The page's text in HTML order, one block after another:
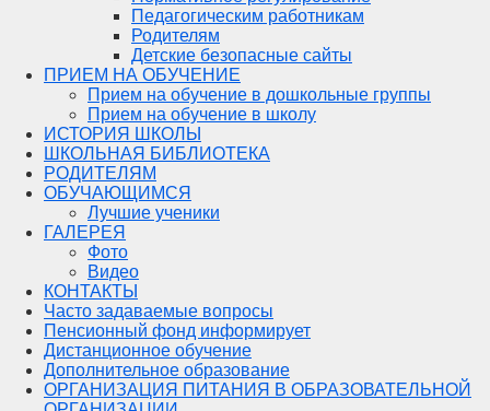
Педагогическим работникам
Родителям
Детские безопасные сайты
ПРИЕМ НА ОБУЧЕНИЕ
Прием на обучение в дошкольные группы
Прием на обучение в школу
ИСТОРИЯ ШКОЛЫ
ШКОЛЬНАЯ БИБЛИОТЕКА
РОДИТЕЛЯМ
ОБУЧАЮЩИМСЯ
Лучшие ученики
ГАЛЕРЕЯ
Фото
Видео
КОНТАКТЫ
Часто задаваемые вопросы
Пенсионный фонд информирует
Дистанционное обучение
Дополнительное образование
ОРГАНИЗАЦИЯ ПИТАНИЯ В ОБРАЗОВАТЕЛЬНОЙ